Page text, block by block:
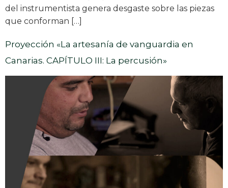
del instrumentista genera desgaste sobre las piezas
que conforman […]
Proyección «La artesanía de vanguardia en
Canarias. CAPÍTULO III: La percusión»